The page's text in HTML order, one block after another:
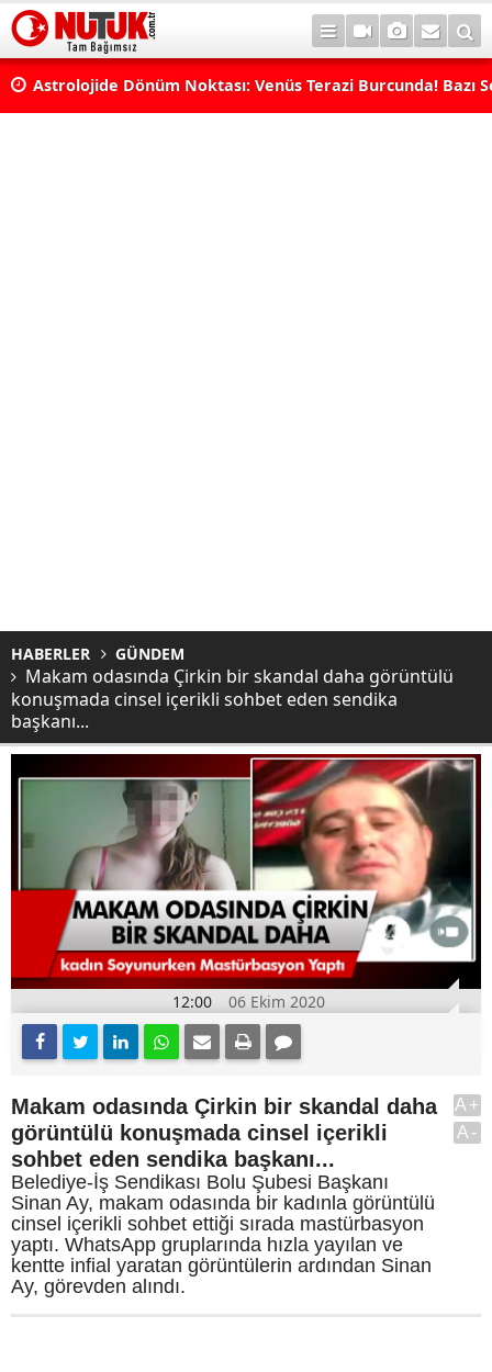
Astrolojide Dönüm Noktası: Venüs Terazi Burcunda! Bazı
HABERLER GÜNDEM
Makam odasında Çirkin bir skandal daha görüntülü
konuşmada cinsel içerikli sohbet eden sendika
başkanı...
12:00 06 Ekim 2020
Makam odasında Çirkin bir skandal daha
görüntülü konuşmada cinsel içerikli
sohbet eden sendika başkanı...
Belediye-İş Sendikası Bolu Şubesi Başkanı
Sinan Ay, makam odasında bir kadınla görüntülü
cinsel içerikli sohbet ettiği sırada mastürbasyon
yaptı. WhatsApp gruplarında hızla yayılan ve
kentte infial yaratan görüntülerin ardından Sinan
Ay, görevden alındı.
A+
A-